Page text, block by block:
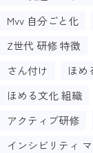
Mvv 自分ごと化
Z世代 研修 特徴
さん付け
ほめ
ほめる文化 組織
アクティブ研修
インシビリティ